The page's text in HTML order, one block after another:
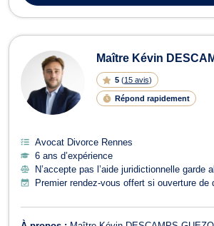
Maître Kévin
5 (15 avis)
Répond rapidement
Avocat Divorce Rennes
6 ans d’expérience
N’accepte pas l’aide juridictionnelle garde
Premier rendez-vous offert si ouverture de